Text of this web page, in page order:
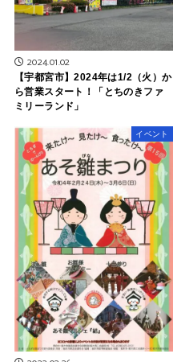
2024.01.02
【宇都宮市】2024年は1/2（火）か
ら営業スタート！「とちのきファ
ミリーランド」
イベント